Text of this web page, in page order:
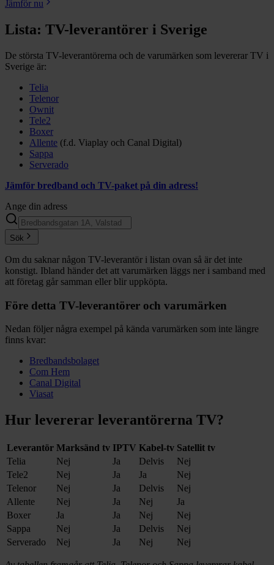
Jämför nu
Lista: TV-leverantörer i Sverige
De största TV-leverantörerna och de varumärken som levererar TV i
Sverige är:
Telia
Telenor
Ownit
Tele2
Boxer
Allente (f.d. Viaplay och Canal Digital)
Sappa
Serverado
Jämför bredband och TV-paket på din adress!
Ange din adress
Sök
Om du saknar någon TV-leverantör i listan ovan så är det inte
konstigt. Ibland händer det att varumärken läggs ner i samband med
att företag går samman eller blir uppköpta.
Före detta TV-leverantörer och varumärken
Nedan följer några exempel på kända varumärken som inte längre
finns kvar:
Bredbandsbolaget
Com Hem
Canal Digital
Viasat
Hur levererar leverantörerna TV?
Leverantör Marksänd tv IPTV Kabel-tv Satellit tv
Telia
Nej Ja Delvis
Nej
Tele2
Nej Ja Ja
Nej
Telenor
Nej Ja Delvis
Nej
Allente
Nej Ja Nej
Ja
Boxer
Ja Ja Nej
Nej
Sappa
Nej Ja Delvis
Nej
Serverado
Nej Ja Nej Nej